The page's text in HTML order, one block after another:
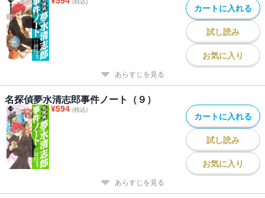
(税込)
カートに入れる
試し読み
お気に入り
あらすじを見る
名探偵夢水清志郎事件ノート（９）
¥594 (税込)
カートに入れる
試し読み
お気に入り
あらすじを見る